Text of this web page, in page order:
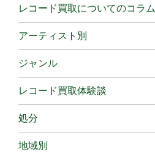
レコード買取についてのコラム
アーティスト別
ジャンル
レコード買取体験談
処分
地域別